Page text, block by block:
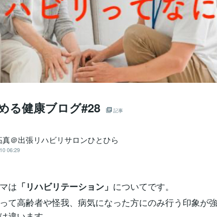
る健康ブログ#28 記事
＠出張リハビリサロンひとひら
06:29
は 「リハビリテーション」 についてです。
高齢者や怪我、病気になった方にのみ行う印象が